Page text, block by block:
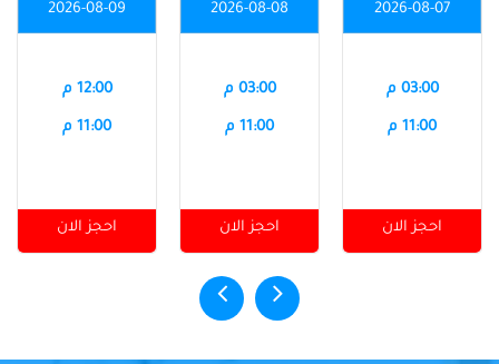
2026-08-07
03:00 م
11:00 م
احجز الان
2026-08-08
03:00 م
11:00 م
احجز الان
2026-08-09
12:00 م
11:00 م
احجز الان